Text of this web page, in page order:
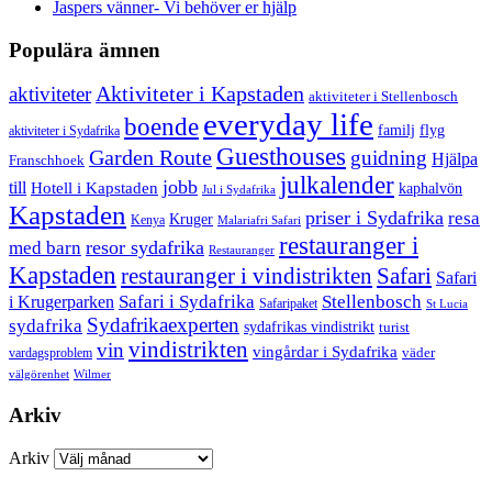
Jaspers vänner- Vi behöver er hjälp
Populära ämnen
aktiviteterAktiviteter i Kapstaden aktiviteter i Stellenbosch
aktiviteter i Sydafrika boende everyday life familj flyg
Franschhoek Garden Route Guesthouses guidning Hjälpa
till Hotell i Kapstaden jobb Jul i Sydafrika julkalender kaphalvön
Kapstaden Kenya Kruger Malariafri Safari priser i Sydafrika resa
med barn resor sydafrika Restauranger restauranger i
Kapstaden restauranger i vindistrikten Safari Safari
i Krugerparken Safari i Sydafrika Safaripaket Stellenbosch St Lucia
sydafrika Sydafrikaexperten sydafrikas vindistrikt turist
vardagsproblem vinvindistrikten vingårdar i Sydafrika väder
välgörenhet Wilmer
Arkiv
Arkiv